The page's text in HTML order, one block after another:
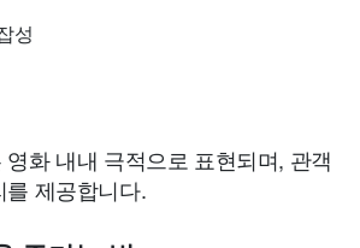
성
화 내내 극적으로 표현되며, 관객
제공합니다.